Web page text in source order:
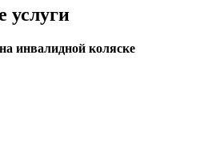
услуги
инвалидной коляске